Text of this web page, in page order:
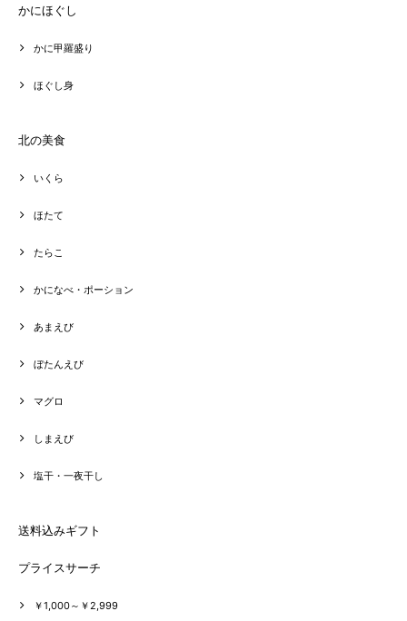
かにほぐし
かに甲羅盛り
ほぐし身
北の美食
いくら
ほたて
たらこ
かになべ・ポーション
あまえび
ぼたんえび
マグロ
しまえび
塩干・一夜干し
送料込みギフト
プライスサーチ
￥1,000～￥2,999